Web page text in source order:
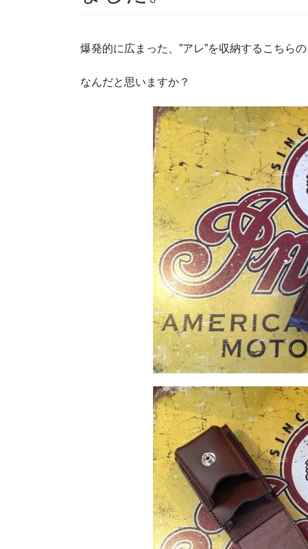
爆発的に広まった、”アレ”を収納するこちら
なんだと思いますか？